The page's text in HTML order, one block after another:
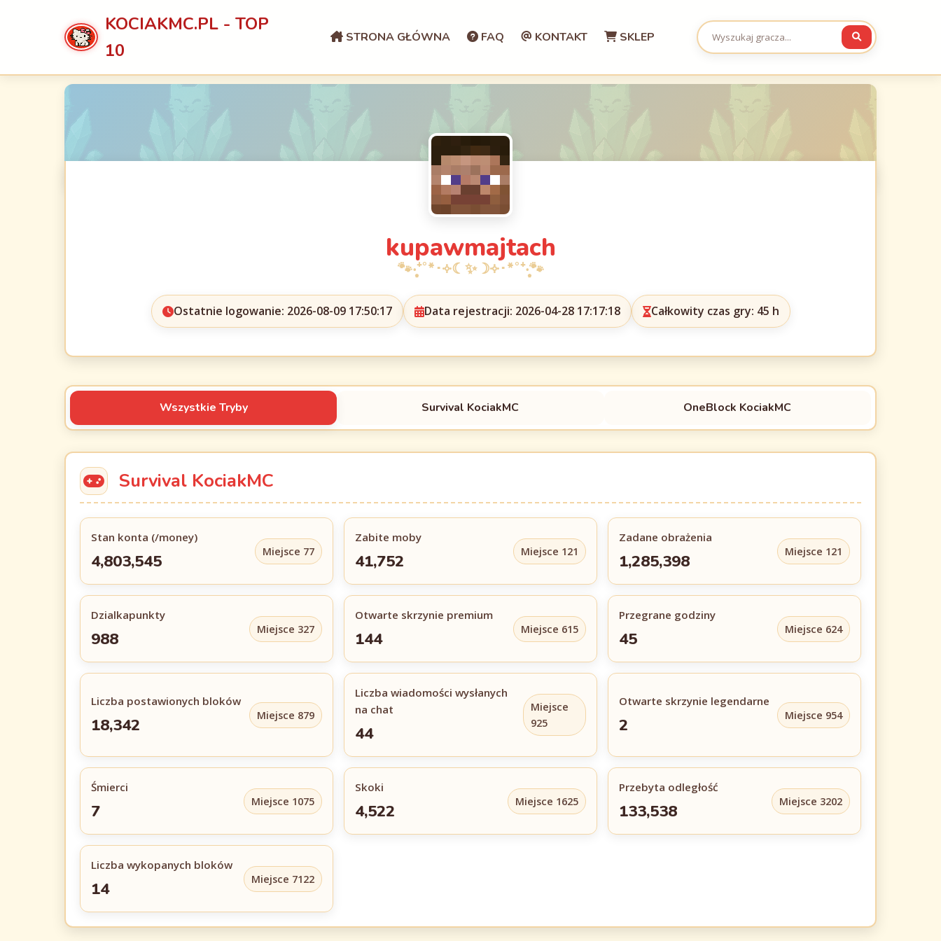
KOCIAKMC.PL - TOP
10
STRONA GŁÓWNA FAQ KONTAKT SKLEP
kupawmajtach
Ostatnie logowanie: 2026-08-09 17:50:17 Data rejestracji: 2026-04-28 17:17:18 Całkowity czas gry: 45 h
Wszystkie Tryby Survival KociakMC OneBlock KociakMC
Survival KociakMC
Stan konta (/money)
4,803,545 Miejsce 77
Zabite moby
41,752 Miejsce 121
Zadane obrażenia
1,285,398 Miejsce 121
Dzialkapunkty
988 Miejsce 327
Otwarte skrzynie premium
144 Miejsce 615
Przegrane godziny
45 Miejsce 624
Liczba postawionych bloków
18,342 Miejsce 879
Liczba wiadomości wysłanych
na chat
44
Miejsce
925
Otwarte skrzynie legendarne
2 Miejsce 954
Śmierci
7 Miejsce 1075
Skoki
4,522 Miejsce 1625
Przebyta odległość
133,538 Miejsce 3202
Liczba wykopanych bloków
14 Miejsce 7122